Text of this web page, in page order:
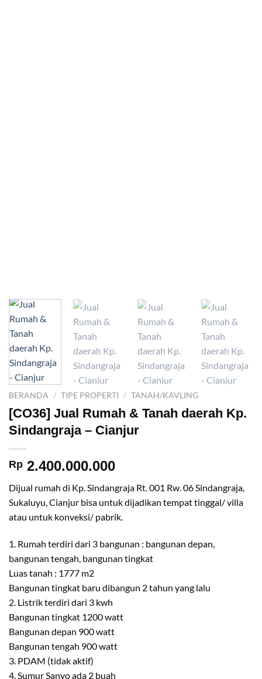
BERANDA / TIPE PROPERTI / TANAH/KAVLING
[CO36] Jual Rumah & Tanah daerah Kp.
Sindangraja – Cianjur
Rp 2.400.000.000
Dijual rumah di Kp. Sindangraja Rt. 001 Rw. 06 Sindangraja,
Sukaluyu, Cianjur bisa untuk dijadikan tempat tinggal/ villa
atau untuk konveksi/ pabrik.
1. Rumah terdiri dari 3 bangunan : bangunan depan,
bangunan tengah, bangunan tingkat
Luas tanah : 1777 m2
Bangunan tingkat baru dibangun 2 tahun yang lalu
2. Listrik terdiri dari 3 kwh
Bangunan tingkat 1200 watt
Bangunan depan 900 watt
Bangunan tengah 900 watt
3. PDAM (tidak aktif)
4. Sumur Sanyo ada 2 buah